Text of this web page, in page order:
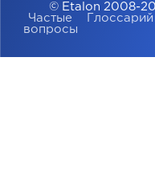
© Etalon 2008-
Частые
вопросы
Глоссарий